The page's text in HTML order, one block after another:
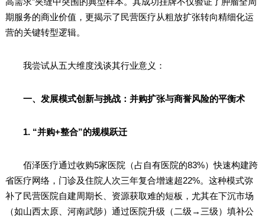
期服务的商业价值，更揭示了民营医疗从粗放扩张转向精细化运
营的关键转型逻辑。
我尝试从五大维度浅谈其行业意义：
一、发展模式创新与挑战：并购扩张与商誉风险的平衡术
1. “并购+整合”的规模跃迁
佰泽医疗通过收购5家医院（占自有医院的83%）快速构建跨
省医疗网络，门诊及住院人次三年复合增速超22%。这种模式弥
补了民营医院自建周期长、资源获取难的短板，尤其在下沉市场
（如山西太原、河南武陟）通过医院升级（二级→三级）填补公